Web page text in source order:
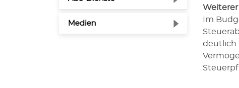
Medien
Im
deutlich